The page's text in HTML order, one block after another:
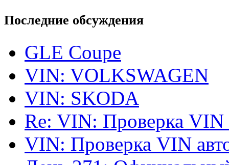
Последние обсуждения
GLE Coupe
VIN: VOLKSWAGEN
VIN: SKODA
Re: VIN: Проверка VIN
VIN: Проверка VIN